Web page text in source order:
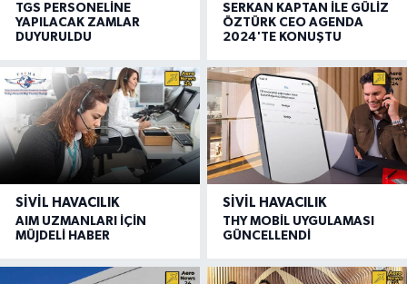
TGS PERSONELİNE
YAPILACAK ZAMLAR
DUYURULDU
SERKAN KAPTAN İLE GÜLİZ
ÖZTÜRK CEO AGENDA
2024'TE KONUŞTU
SIVIL HAVACILIK
AIM UZMANLARI İÇİN
MÜJDELİ HABER
SIVIL HAVACILIK
THY MOBİL UYGULAMASI
GÜNCELLENDİ